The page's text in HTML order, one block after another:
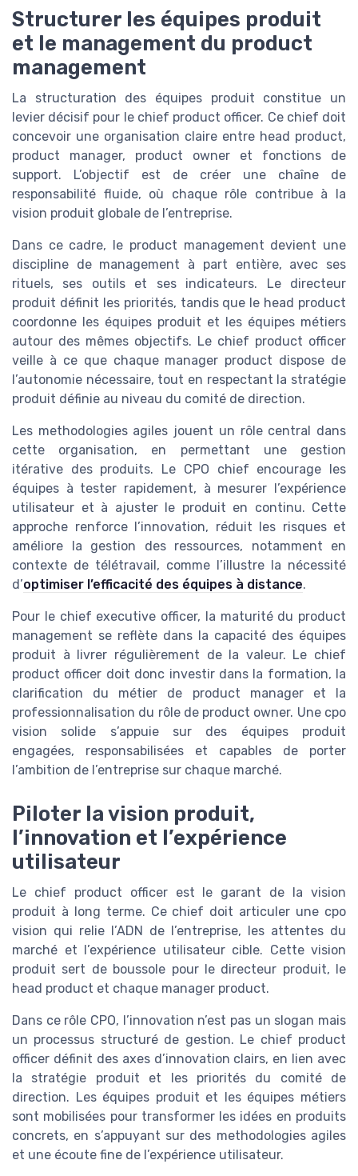
Structurer les équipes produit
et le management du product
management
La structuration des équipes produit constitue un
levier décisif pour le chief product officer. Ce chief doit
concevoir une organisation claire entre head product,
product manager, product owner et fonctions de
support. L’objectif est de créer une chaîne de
responsabilité fluide, où chaque rôle contribue à la
vision produit globale de l’entreprise.
Dans ce cadre, le product management devient une
discipline de management à part entière, avec ses
rituels, ses outils et ses indicateurs. Le directeur
produit définit les priorités, tandis que le head product
coordonne les équipes produit et les équipes métiers
autour des mêmes objectifs. Le chief product officer
veille à ce que chaque manager product dispose de
l’autonomie nécessaire, tout en respectant la stratégie
produit définie au niveau du comité de direction.
Les methodologies agiles jouent un rôle central dans
cette organisation, en permettant une gestion
itérative des produits. Le CPO chief encourage les
équipes à tester rapidement, à mesurer l’expérience
utilisateur et à ajuster le produit en continu. Cette
approche renforce l’innovation, réduit les risques et
améliore la gestion des ressources, notamment en
contexte de télétravail, comme l’illustre la nécessité
d’optimiser l’efficacité des équipes à distance.
Pour le chief executive officer, la maturité du product
management se reflète dans la capacité des équipes
produit à livrer régulièrement de la valeur. Le chief
product officer doit donc investir dans la formation, la
clarification du métier de product manager et la
professionnalisation du rôle de product owner. Une cpo
vision solide s’appuie sur des équipes produit
engagées, responsabilisées et capables de porter
l’ambition de l’entreprise sur chaque marché.
Piloter la vision produit,
l’innovation et l’expérience
utilisateur
Le chief product officer est le garant de la vision
produit à long terme. Ce chief doit articuler une cpo
vision qui relie l’ADN de l’entreprise, les attentes du
marché et l’expérience utilisateur cible. Cette vision
produit sert de boussole pour le directeur produit, le
head product et chaque manager product.
Dans ce rôle CPO, l’innovation n’est pas un slogan mais
un processus structuré de gestion. Le chief product
officer définit des axes d’innovation clairs, en lien avec
la stratégie produit et les priorités du comité de
direction. Les équipes produit et les équipes métiers
sont mobilisées pour transformer les idées en produits
concrets, en s’appuyant sur des methodologies agiles
et une écoute fine de l’expérience utilisateur.